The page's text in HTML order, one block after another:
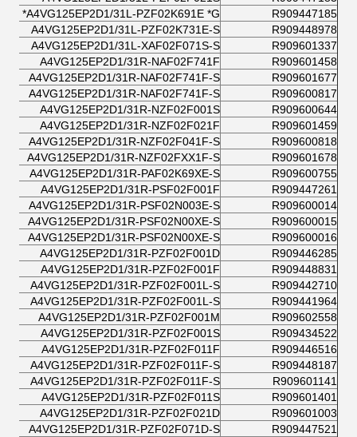
R909447185
A4VG125EP2D1/31L-PZF02K691E *G*
R909448978
A4VG125EP2D1/31L-PZF02K731E-S
R909601337
A4VG125EP2D1/31L-XAF02F071S-S
R909601458
A4VG125EP2D1/31R-NAF02F741F
R909601677
A4VG125EP2D1/31R-NAF02F741F-S
R909600817
A4VG125EP2D1/31R-NAF02F741F-S
R909600644
A4VG125EP2D1/31R-NZF02F001S
R909601459
A4VG125EP2D1/31R-NZF02F021F
R909600818
A4VG125EP2D1/31R-NZF02F041F-S
R909601678
A4VG125EP2D1/31R-NZF02FXX1F-S
R909600755
A4VG125EP2D1/31R-PAF02K69XE-S
R909447261
A4VG125EP2D1/31R-PSF02F001F
R909600014
A4VG125EP2D1/31R-PSF02N003E-S
R909600015
A4VG125EP2D1/31R-PSF02N00XE-S
R909600016
A4VG125EP2D1/31R-PSF02N00XE-S
R909446285
A4VG125EP2D1/31R-PZF02F001D
R909448831
A4VG125EP2D1/31R-PZF02F001F
R909442710
A4VG125EP2D1/31R-PZF02F001L-S
R909441964
A4VG125EP2D1/31R-PZF02F001L-S
R909602558
A4VG125EP2D1/31R-PZF02F001M
R909434522
A4VG125EP2D1/31R-PZF02F001S
R909446516
A4VG125EP2D1/31R-PZF02F011F
R909448187
A4VG125EP2D1/31R-PZF02F011F-S
R909601141
A4VG125EP2D1/31R-PZF02F011F-S
R909601401
A4VG125EP2D1/31R-PZF02F011S
R909601003
A4VG125EP2D1/31R-PZF02F021D
R909447521
A4VG125EP2D1/31R-PZF02F071D-S